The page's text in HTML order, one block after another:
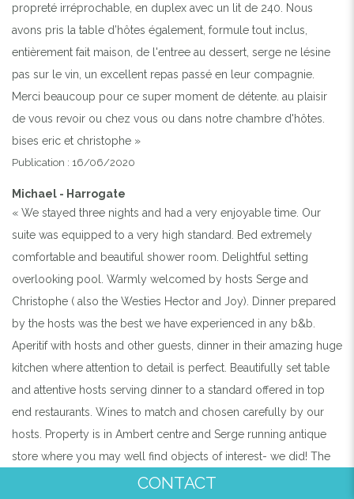
propreté irréprochable, en duplex avec un lit de 240. Nous
avons pris la table d’hôtes également, formule tout inclus,
entièrement fait maison, de l'entree au dessert, serge ne lésine
pas sur le vin, un excellent repas passé en leur compagnie.
Merci beaucoup pour ce super moment de détente. au plaisir
de vous revoir ou chez vous ou dans notre chambre d'hôtes.
bises eric et christophe »
Publication : 16/06/2020
Michael - Harrogate
« We stayed three nights and had a very enjoyable time. Our
suite was equipped to a very high standard. Bed extremely
comfortable and beautiful shower room. Delightful setting
overlooking pool. Warmly welcomed by hosts Serge and
Christophe ( also the Westies Hector and Joy). Dinner prepared
by the hosts was the best we have experienced in any b&b.
Aperitif with hosts and other guests, dinner in their amazing huge
kitchen where attention to detail is perfect. Beautifully set table
and attentive hosts serving dinner to a standard offered in top
end restaurants. Wines to match and chosen carefully by our
hosts. Property is in Ambert centre and Serge running antique
store where you may well find objects of interest- we did! The
b&b has beautiful grounds and pool where nude bathing is
CONTACT